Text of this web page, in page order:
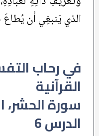
الذي يَنبغِي أن يُطاعَ
في رحاب
القرآنية
الدرس 6